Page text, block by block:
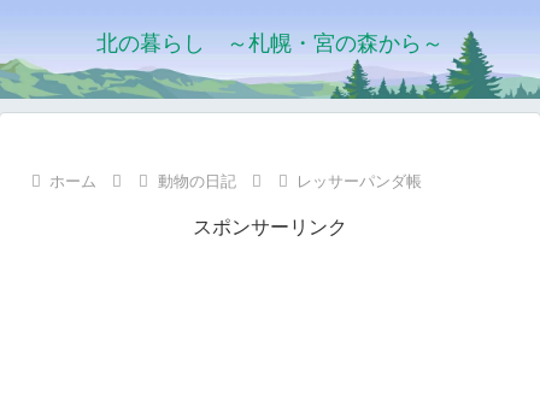
北の暮らし ～札幌・宮の森から～
ホーム 動物の日記 レッサーパンダ帳
スポンサーリンク